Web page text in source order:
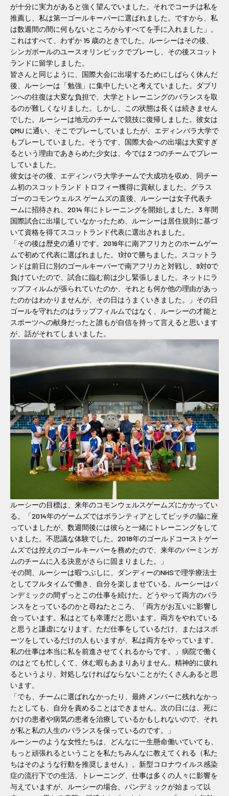
が十分に実力があると強く望んでいました。それでコーチは私を
推薦し、私は第一ゴールキーパーに選ばれました。ですから、私
は数週間の間に何もないところからすべてを手に入れました」。
これはすべて、わずか 15 歳のときでした。ルーシーはその後、
シンガポールのユースオリンピックでプレーし、その後スコット
ランドに留学しました。
皆さんと同じように、国際大会に出場するためにしばらく休んだ
後、ルーシーは「勉強」に集中したいと考えていました。ダブリ
ンへの往復は大変な負担で、大学とトレーニングのバランスを取
るのが難しくなりました。しかし、この状態は長くは続きません
でした。ルーシーは地元のチームで競技に復帰しました。彼女は
QMU に通い、そこでプレーしていましたが、エディンバラ大学で
もプレーしていました。そうです、国際大会への出場は大変すぎ
るという理由であきらめた少女は、今では 2 つのチームでプレー
していました。
彼女はその後、エディンバラ大学チームで大成功を収め、同チー
ム初のスコットランド トロフィー獲得に貢献しました。グラス
ゴーのコモンウェルス ゲームズの直後、ルーシーは女子代表チ
ームに招待され、2014 年にトレーニングを開始しました。3 年間
国際試合に出場していなかったため、ルーシーは居住規則に基づ
いて資格を得てスコットランド代表に選出されました。
「その後は歴史の通りです。2016年に南アフリカとのホームゲー
ムで初めて代表に選ばれました。1対0で勝ちました。スコットラ
ンドは前日に別のゴールキーパーで南アフリカと対戦し、9対0で
負けていたので、試合に臨む前は少し緊張しました。ネットにラ
ップフィルムが張られていたのか、それとも何か他の理由があっ
たのかはわかりませんが、その日はうまくいきました。」その日
ゴールを守れたのはラップフィルムではなく、ルーシーの才能と
スポーツへの献身だったと誰もが自信を持って言えると思います
が、話がそれてしまいました。
ルーシーの目標は、来年のコモンウェルスゲームズにかかってい
る。「2014年のゲームズではボランティアとしてピッチの脇に座
っていましたが、数週間後には彼らと一緒にトレーニングをして
いました。不思議な体験でした。2018年のゴールドコーストゲー
ムズでは控えのゴールキーパーを務めたので、来年のバーミンガ
ムのチームに入る決意がさらに固まりました。」
その間、ルーシーは暇つぶしに、ダンディーのNHSで理学療法士
としてフルタイムで働き、自分を楽しませている。ルーシーはパ
ンデミックの間ずっとこの仕事を続けた。どうやって両方のバラ
ンスをとっているのかと尋ねたところ、「両方がお互いに影響し
合っています。私はとても幸運だと思います。両方をやれている
と思うと謙虚になります。ただ仕事をしているだけ、またはスポ
ーツをしているだけの人もいますが、私は両方をやっています。
私の仕事は本当に私を前進させてくれるからです。」病院で働く
のはとても忙しくて、休む暇もあまりありません。精神的に疲れ
るというより、対処しなければならないことがたくさんあると思
います。
「でも、チームに選ばれなかったり、最終メンバーに残れなかっ
たとしても、自分を責めることはできません。次の日には、死に
かけの患者や病気の患者を治療しているかもしれないので、それ
が私と私の人生のバランスを保っているのです。」
ルーシーのような女性たちは、どんなに一生懸命働いていても、
もっと頑張れるということを私たちみんなに教えてくれる（私た
ちはそのような行動を推奨しません）。新型コロナウイルス感染
症の流行下での生活、トレーニング、仕事は多くの人々に影響を
与えていますが、ルーシーの場合、パンデミックが始まって以